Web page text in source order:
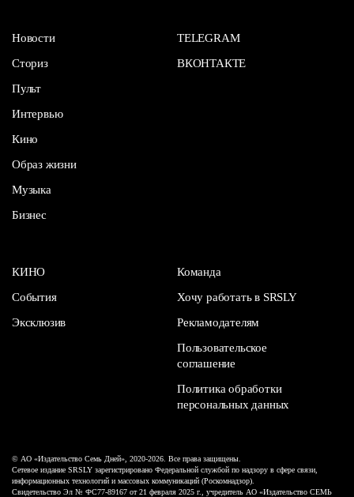
Новости
Сториз
Пульт
Интервью
Кино
Образ жизни
Музыка
Бизнес
TELEGRAM
ВКОНТАКТЕ
КИНО
События
Эксклюзив
Команда
Хочу работать в SRSLY
Рекламодателям
Пользовательское
соглашение
Политика обработки
персональных данных
© АО «Издательство Семь Дней», 2020-2026. Все права защищены.
Сетевое издание SRSLY зарегистрировано Федеральной службой по надзору в сфере связи,
информационных технологий и массовых коммуникаций (Роскомнадзор).
Свидетельство Эл № ФС77-89167 от 21 февраля 2025 г., учредитель АО «Издательство СЕМЬ